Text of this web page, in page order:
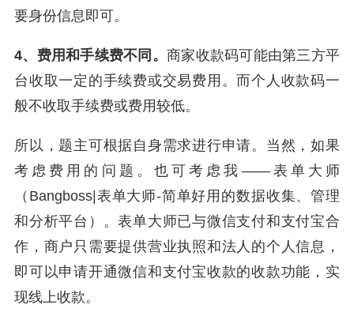
要身份信息即可。
4、费用和手续费不同。 商家收款码可能由第三方平
台收取一定的手续费或交易费用。而个人收款码一
般不收取手续费或费用较低。
所以，题主可根据自身需求进行申请。当然，如果
考虑费用的问题。也可考虑我——表单大师
（Bangboss|表单大师-简单好用的数据收集、管理
和分析平台）。表单大师已与微信支付和支付宝合
作，商户只需要提供营业执照和法人的个人信息，
即可以申请开通微信和支付宝收款的收款功能，实
现线上收款。